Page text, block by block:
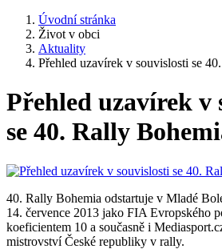
Úvodní stránka
Život v obci
Aktuality
Přehled uzavírek v souvislosti se
Přehled uzavírek v
se 40. Rally
40. Rally Bohemia odstartuje v Mladé
14. července 2013 jako FIA Evropského
koeficientem 10 a současně i
mistrovství České republiky v rally.